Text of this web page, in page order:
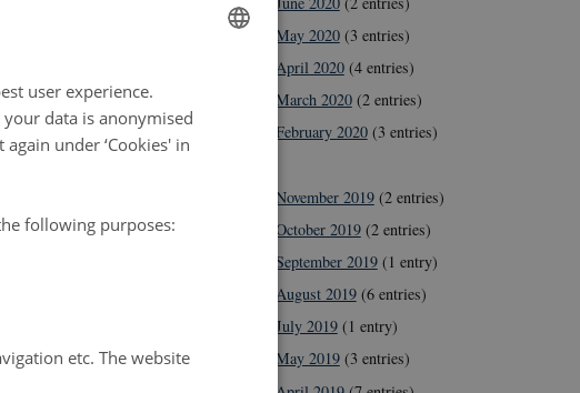
blev der
var at bekæmpe
umulig.
kvikudløberne –
den øgede
May 2020(3 entries)
April 2020(4 entries)
March 2020(2 entries)
February 2020(3 entries)
November 2019(2 entries)
October 2019(2 entries)
September 2019(1 entry)
August 2019(6 entries)
July 2019(1 entry)
May 2019(3 entries)
DANISH
user experience.
data is anonymised
under ‘Cookies' in
following purposes:
etc. The website